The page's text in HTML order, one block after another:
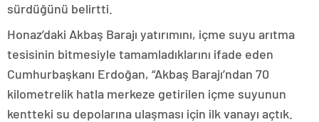
sürdüğünü belirtti.
Honaz’daki Akbaş Barajı yatırımını, içme suyu arıtma
tesisinin bitmesiyle tamamladıklarını ifade eden
Cumhurbaşkanı Erdoğan, “Akbaş Barajı’ndan 70
kilometrelik hatla merkeze getirilen içme suyunun
kentteki su depolarına ulaşması için ilk vanayı açtık.